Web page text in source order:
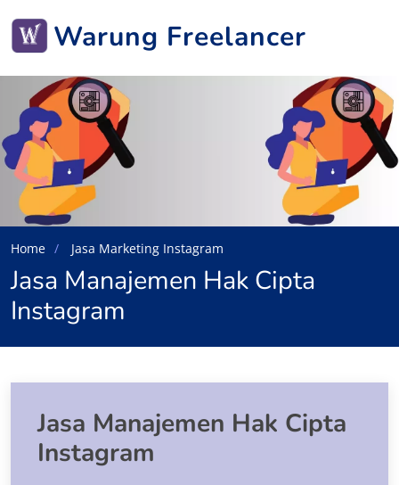
Warung Freelancer
Home Jasa Marketing Instagram
Jasa Manajemen Hak Cipta
Instagram
Jasa Manajemen Hak Cipta
Instagram